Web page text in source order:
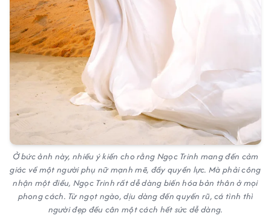
Ở bức ảnh này, nhiều ý kiến cho rằng Ngọc Trinh mang đến cảm
giác về một người phụ nữ mạnh mẽ, đầy quyền lực. Mà phải công
nhận một điều, Ngọc Trinh rất dễ dàng biến hóa bản thân ở mọi
phong cách. Từ ngọt ngào, dịu dàng đến quyến rũ, cá tình thì
người đẹp đều cân một cách hết sức dễ dàng.